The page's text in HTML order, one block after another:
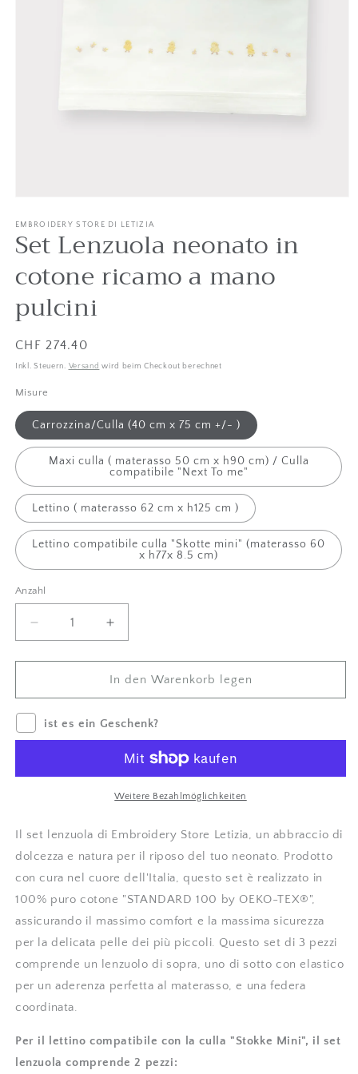
in
Modal
öffnen
EMBROIDERY STORE DI LETIZIA
Set Lenzuola neonato in
cotone ricamo a mano
pulcini
Listenpreis
CHF 274.40
Inkl. Steuern. Versand wird beim Checkout berechnet
Misure
Carrozzina/Culla (40 cm x 75 cm +/- )
Maxi culla ( materasso 50 cm x h90 cm) / Culla
compatibile "Next To me"
Lettino ( materasso 62 cm x h125 cm )
Lettino compatibile culla "Skotte mini" (materasso 60
x h77x 8.5 cm)
Anzahl
Anzahl
Menge
um
Set
neonato
in
cotone
mano
Betrag
für
Set
Lenzuola
neonato
cotone
mano
pulcini
In den Warenkorb legen
ist es ein Geschenk?
Weitere Bezahlmöglichkeiten
Il set lenzuola di Embroidery Store Letizia, un abbraccio di
dolcezza e natura per il riposo del tuo neonato. Prodotto
con cura nel cuore dell'Italia, questo set è realizzato in
100% puro cotone "STANDARD 100 by OEKO-TEX®",
assicurando il massimo comfort e la massima sicurezza
per la delicata pelle dei più piccoli. Questo set di 3 pezzi
comprende un lenzuolo di sopra, uno di sotto con elastico
per un aderenza perfetta al materasso, e una federa
coordinata.
Per il lettino compatibile con la culla "Stokke Mini", il set
lenzuola comprende 2 pezzi: